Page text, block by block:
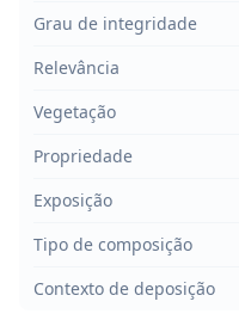
Grau de integridade
Relevância
Vegetação
Propriedade
Exposição
Tipo de composição
Contexto de deposição